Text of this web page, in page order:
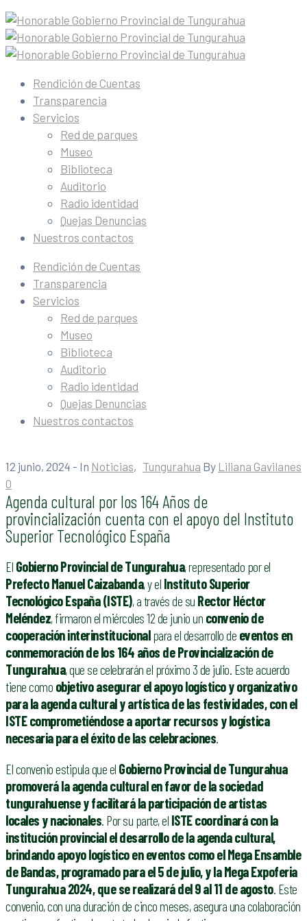
Rendición de Cuentas
Transparencia
Servicios
Red de parques
Museo
Biblioteca
Auditorio
Radio identidad
Quejas Denuncias
Nuestros contactos
Rendición de Cuentas
Transparencia
Servicios
Red de parques
Museo
Biblioteca
Auditorio
Radio identidad
Quejas Denuncias
Nuestros contactos
12 junio, 2024 - In Noticias‚ Tungurahua By Liliana Gavilanes
0
Agenda cultural por los 164 Años de
provincialización cuenta con el apoyo del Instituto
Superior Tecnológico España
El Gobierno Provincial de Tungurahua, representado por el
Prefecto Manuel Caizabanda, y el Instituto Superior
Tecnológico España (ISTE), a través de su Rector Héctor
Meléndez, firmaron el miércoles 12 de junio un convenio de
cooperación interinstitucionalpara el desarrollo de eventos en
conmemoración de los 164 años de Provincialización de
Tungurahua, que se celebrarán el próximo 3 de julio. Este acuerdo
tiene como objetivo asegurar el apoyo logístico y organizativo
para la agenda cultural y artística de las festividades, con el
ISTE comprometiéndose a aportar recursos y logística
necesaria para el éxito de las celebraciones.
El convenio estipula que el Gobierno Provincial de Tungurahua
promoverá la agenda cultural en favor de la sociedad
tungurahuense y facilitará la participación de artistas
locales y nacionales. Por su parte, el ISTE coordinará con la
institución provincial el desarrollo de la agenda cultural,
brindando apoyo logístico en eventos como el Mega Ensamble
de Bandas, programado para el 5 de julio, y la Mega Expoferia
Tungurahua 2024, que se realizará del 9 al 11 de agosto. Este
convenio, con una duración de cinco meses, asegura una colaboración